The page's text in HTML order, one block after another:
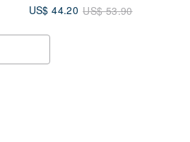
US$ 44.20 US$ 53.90